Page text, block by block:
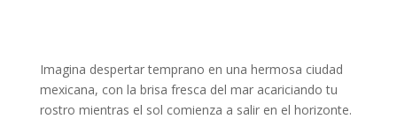
Imagina despertar temprano en una hermosa ciudad
mexicana, con la brisa fresca del mar acariciando tu
rostro mientras el sol comienza a salir en el horizonte.